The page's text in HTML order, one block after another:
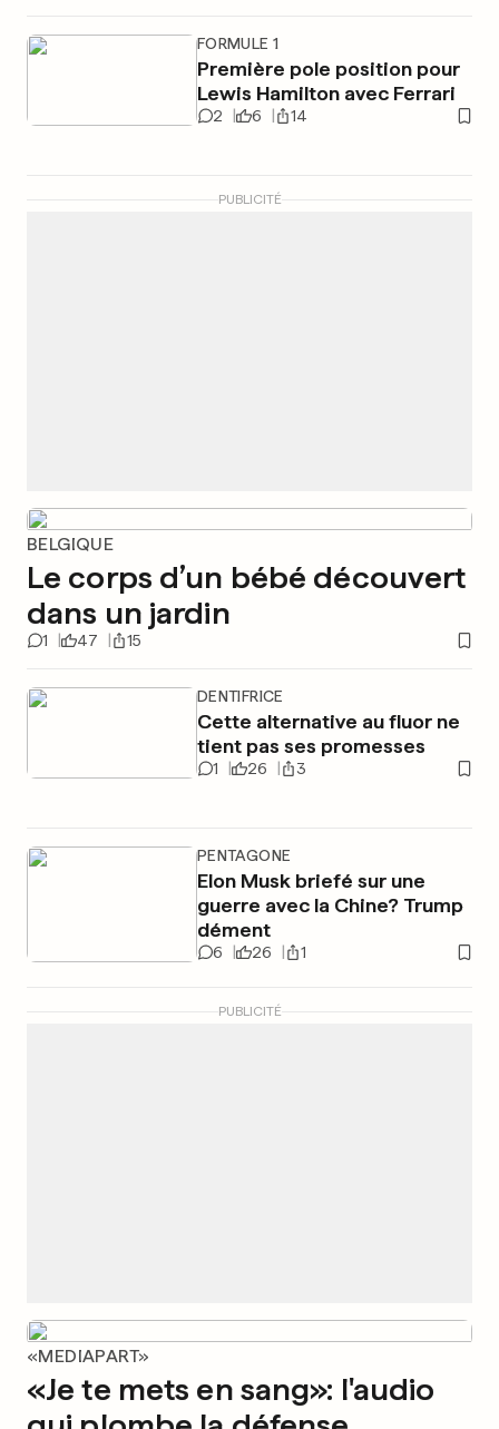
FORMULE 1
Première pole position pour
Lewis Hamilton avec Ferrari
2 6 14
PUBLICITÉ
BELGIQUE
Le corps d’un bébé découvert
dans un jardin
1 47 15
DENTIFRICE
Cette alternative au fluor ne
tient pas ses promesses
1 26 3
PENTAGONE
Elon Musk briefé sur une
guerre avec la Chine? Trump
dément
6 26 1
PUBLICITÉ
«MEDIAPART»
«Je te mets en sang»: l'audio